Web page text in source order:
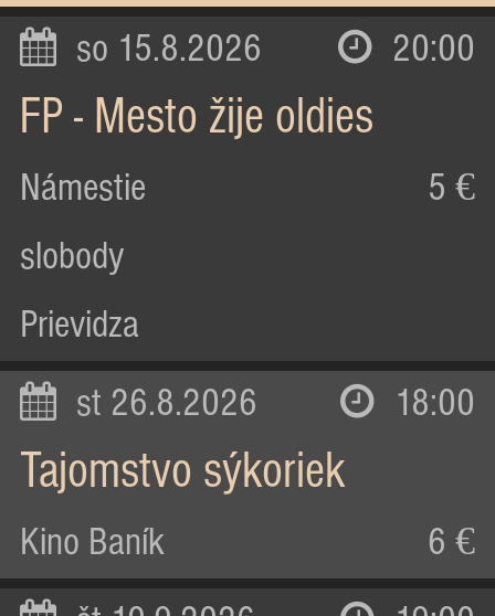
so 15.8.2026 20:00
FP - Mesto žije oldies
Námestie
slobody
Prievidza
5 €
st 26.8.2026 18:00
Tajomstvo sýkoriek
Kino Baník 6 €